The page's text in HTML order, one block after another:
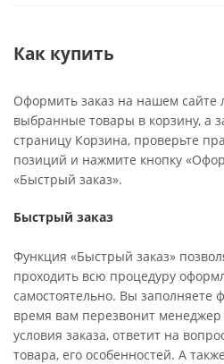
Как купить
Оформить заказ на нашем сайте
выбранные товары в корзину, а
страницу Корзина, проверьте
позиций и нажмите кнопку
«Быстрый заказ».
Быстрый заказ
Функция «Быстрый заказ»
проходить всю процедуру
самостоятельно. Вы заполняете
время вам перезвонит
условия заказа, ответит на
товара, его особенностей. А